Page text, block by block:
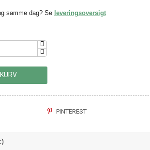
samme dag? Se leveringsoversigt
PINTEREST